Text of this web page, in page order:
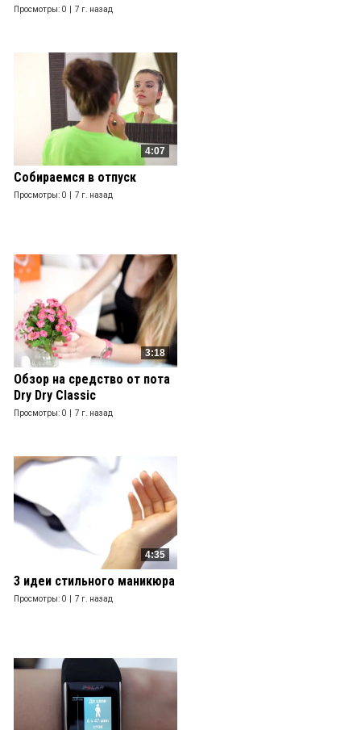
Просмотры: 0 | 7 г. назад
4:07
Собираемся в отпуск
Просмотры: 0 | 7 г. назад
3:18
Обзор на средство от пота
Dry Dry Classic
Просмотры: 0 | 7 г. назад
4:35
3 идеи стильного маникюра
Просмотры: 0 | 7 г. назад